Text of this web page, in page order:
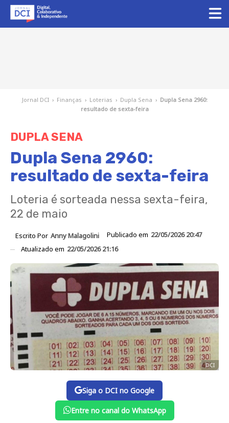
Jornal DCI › Finanças › Loterias › Dupla Sena › Dupla Sena 2960:
resultado de sexta-feira
DUPLA SENA
Dupla Sena 2960:
resultado de sexta-feira
Loteria é sorteada nessa sexta-feira,
22 de maio
Escrito Por Anny Malagolini Publicado em 22/05/2026 20:47
Atualizado em 22/05/2026 21:16
DCI
Siga o DCI no Google
Entre no canal do WhatsApp